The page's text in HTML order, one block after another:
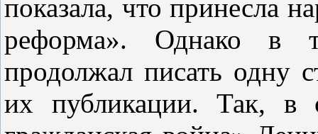
показала, что принесла
реформа». Однако в
продолжал писать одну
их публикации. Так, в